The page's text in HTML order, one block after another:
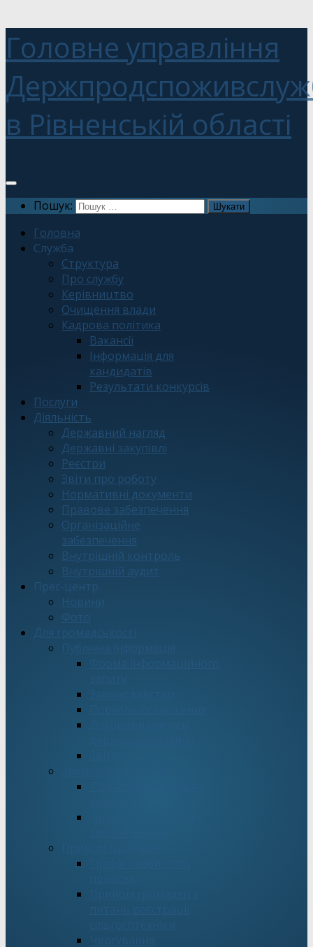
Головне управління
в Рівненській області
Пошук:
Головна
Служба
Структура
Про службу
Керівництво
Очищення влади
Кадрова політика
Вакансії
Інформація для
кандидатів
Результати конкурсів
Послуги
Діяльність
Державний нагляд
Державні закупівлі
Реєстри
Звіти про роботу
Нормативні документи
Правове забезпечення
Організаційне
забезпечення
Внутрішній контроль
Внутрішній аудит
Прес-центр
Новини
Фото
Для громадськості